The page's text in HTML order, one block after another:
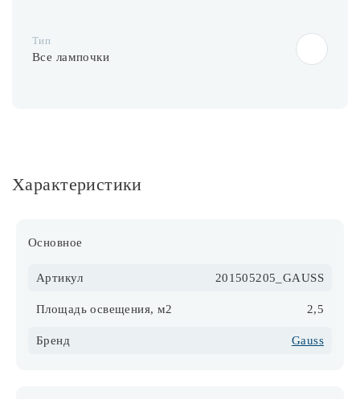
Бренды
Тип
Все лампочки
Характеристики
Основное
Артикул 201505205_GAUSS
Площадь освещения, м2 2,5
Бренд Gauss